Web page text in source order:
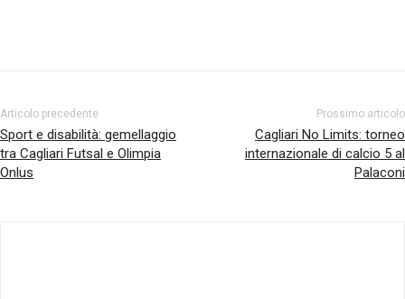
Articolo precedente
Sport e disabilità: gemellaggio
tra Cagliari Futsal e Olimpia
Onlus
Prossimo articolo
Cagliari No Limits: torneo
internazionale di calcio 5 al
Palaconi